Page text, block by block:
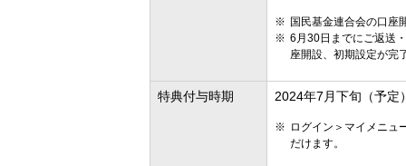
国民基金連合会の口座
6月30日までにご返送
座開設、初期設定が完
特典付与時期 2024年7月下旬（予定
ログイン＞マイメニュ
だけます。